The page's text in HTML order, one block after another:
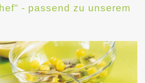
- passend zu unserem